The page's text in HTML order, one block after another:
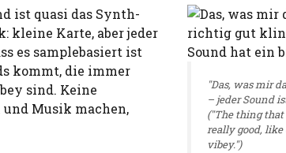
ist quasi das Synth-
kleine Karte, aber jeder
es samplebasiert ist
kommt, die immer
sind. Keine
Musik machen,
"Das, was mir
– jeder Sound
("The thing that
really good,
vibey.")